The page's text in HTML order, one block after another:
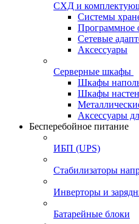
СХД и
Системы
Программное
Сетевые
Аксессуары
Серверные шкафы
Шкафы
Шкафы
Аксессуары
Бесперебойное питание
ИБП (UPS)
Стабилизаторы
Инверторы и
Батарейные блоки